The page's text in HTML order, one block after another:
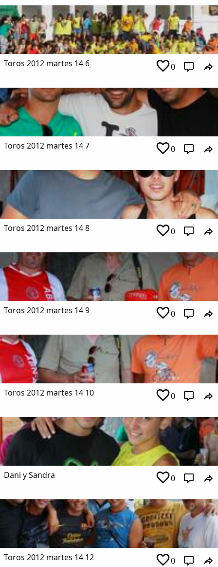
Toros 2012 martes 14 6 0
Toros 2012 martes 14 7 0
Toros 2012 martes 14 8 0
Toros 2012 martes 14 9 0
Toros 2012 martes 14 10 0
Dani y Sandra 0
Toros 2012 martes 14 12 0
Copiar enlace